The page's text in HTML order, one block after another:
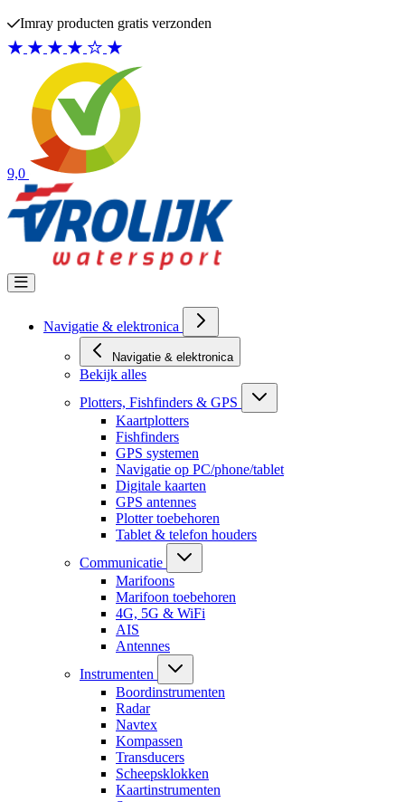
Imray producten gratis verzonden
9,0
Navigatie & elektronica
Navigatie & elektronica
Bekijk alles
Plotters, Fishfinders & GPS
Kaartplotters
Fishfinders
GPS systemen
Navigatie op PC/phone/tablet
Digitale kaarten
GPS antennes
Plotter toebehoren
Tablet & telefon houders
Communicatie
Marifoons
Marifoon toebehoren
4G, 5G & WiFi
AIS
Antennes
Instrumenten
Boordinstrumenten
Radar
Navtex
Kompassen
Transducers
Scheepsklokken
Kaartinstrumenten